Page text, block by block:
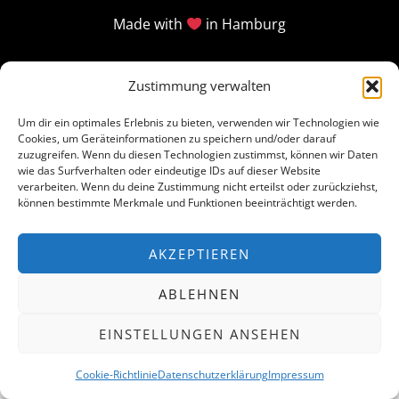
Zustimmung verwalten
Um dir ein optimales Erlebnis zu bieten, verwenden wir Technologien wie
Cookies, um Geräteinformationen zu speichern und/oder darauf
zuzugreifen. Wenn du diesen Technologien zustimmst, können wir Daten
wie das Surfverhalten oder eindeutige IDs auf dieser Website
verarbeiten. Wenn du deine Zustimmung nicht erteilst oder zurückziehst,
können bestimmte Merkmale und Funktionen beeinträchtigt werden.
AKZEPTIEREN
ABLEHNEN
EINSTELLUNGEN ANSEHEN
Cookie-RichtlinieDatenschutzerklärungImpressum
Made with in Hamburg